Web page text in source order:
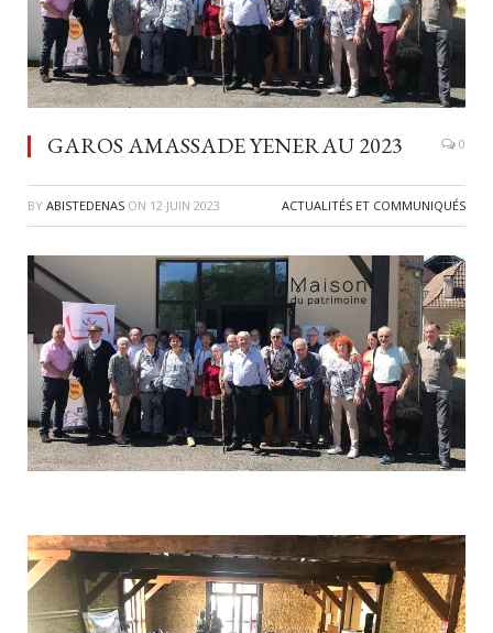
GAROS AMASSADE YENERAU 2023 0
BY ABISTEDENAS ON 12 JUIN 2023 ACTUALITÉS ET COMMUNIQUÉS